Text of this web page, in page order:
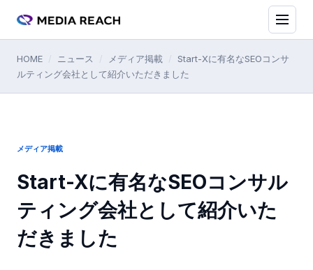
HOME ニュース メディア掲載
Start-Xに有名なSEOコンサ
ルティング会社として紹介いただきました
メディア掲載
Start-Xに有名なSEOコンサル
ティング会社として紹介いた
だきました